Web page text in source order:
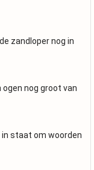
zandloper nog in
ogen nog groot van
staat om woorden